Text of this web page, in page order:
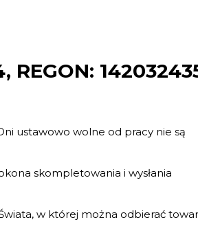
REGON:
ustawowo wolne od pracy nie są
skompletowania i wysłania
w której można odbierać